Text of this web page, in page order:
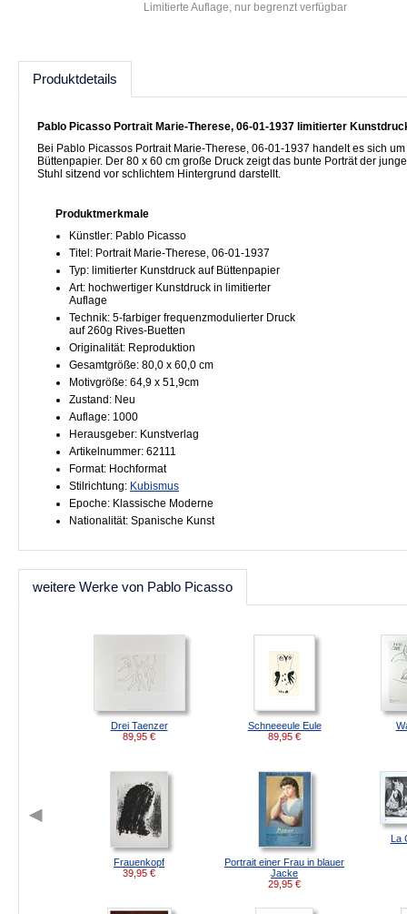
Limitierte Auflage, nur begrenzt verfügbar
Produktdetails
Pablo Picasso Portrait Marie-Therese, 06-01-1937 limitierter
Bei Pablo Picassos Portrait Marie-Therese, 06-01-1937 handelt es sich
Büttenpapier. Der 80 x 60 cm große Druck zeigt das bunte Porträt der
Stuhl sitzend vor schlichtem Hintergrund darstellt.
Produktmerkmale
Künstler: Pablo Picasso
Titel: Portrait Marie-Therese, 06-01-1937
Typ: limitierter Kunstdruck auf Büttenpapier
Art: hochwertiger Kunstdruck in limitierter
Auflage
Technik: 5-farbiger frequenzmodulierter Druck
auf 260g Rives-Buetten
Originalität: Reproduktion
Gesamtgröße: 80,0 x 60,0 cm
Motivgröße: 64,9 x 51,9cm
Zustand: Neu
Auflage: 1000
Herausgeber: Kunstverlag
Artikelnummer: 62111
Format: Hochformat
Stilrichtung: Kubismus
Epoche: Klassische Moderne
Nationalität: Spanische Kunst
weitere Werke von Pablo Picasso
Drei Taenzer
89,95 €
Schneeeule Eule
89,95 €
Frauenkopf
39,95 €
Portrait einer Frau in blauer
Jacke
29,95 €
La